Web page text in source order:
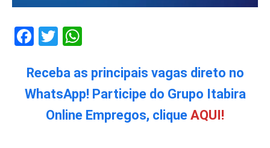
Facebook
Twitter
Receba as principais vagas direto no
WhatsApp! Participe do Grupo Itabira
Online Empregos, clique AQUI!